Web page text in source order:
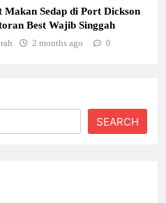
Makan Sedap di Port Dickson
Best Wajib Singgah
2 months ago 0
SEARCH